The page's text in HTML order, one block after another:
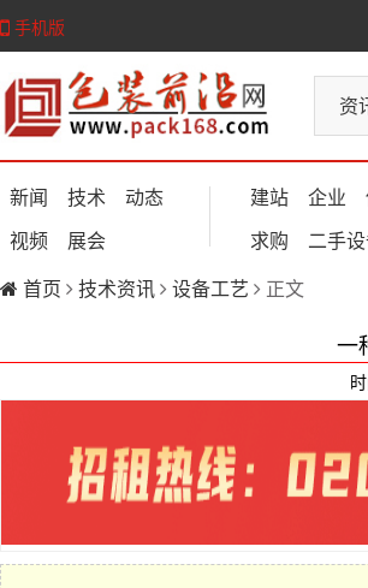
手机版
资
新闻 技术
动态
视频
展会
建站 企业
求购
二手
首页
技术资讯 设备工艺 正文
一